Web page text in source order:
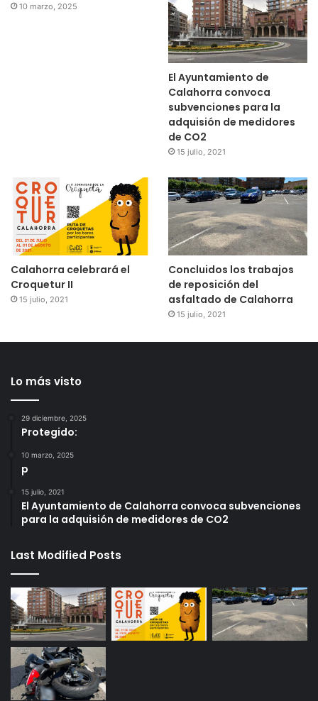
10 marzo, 2025
El Ayuntamiento de
Calahorra convoca
subvenciones para la
adquisión de medidores
de CO2
15 julio, 2021
Calahorra celebrará el
Croquetur II
15 julio, 2021
Concluidos los trabajos
de reposición del
asfaltado de Calahorra
15 julio, 2021
Lo más visto
29 diciembre, 2025
Protegido:
10 marzo, 2025
p
15 julio, 2021
El Ayuntamiento de Calahorra convoca subvenciones
para la adquisión de medidores de CO2
Last Modified Posts